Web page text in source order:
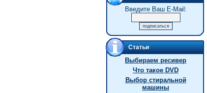
Введите Ваш E-Mail:
Статьи
Выбираем ресивер
Что такое DVD
Выбор стиральной
машины